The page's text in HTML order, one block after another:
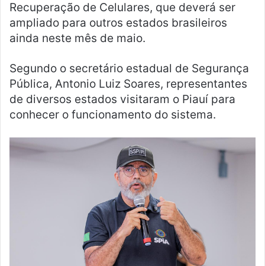
Recuperação de Celulares, que deverá ser
ampliado para outros estados brasileiros
ainda neste mês de maio.
Segundo o secretário estadual de Segurança
Pública, Antonio Luiz Soares, representantes
de diversos estados visitaram o Piauí para
conhecer o funcionamento do sistema.